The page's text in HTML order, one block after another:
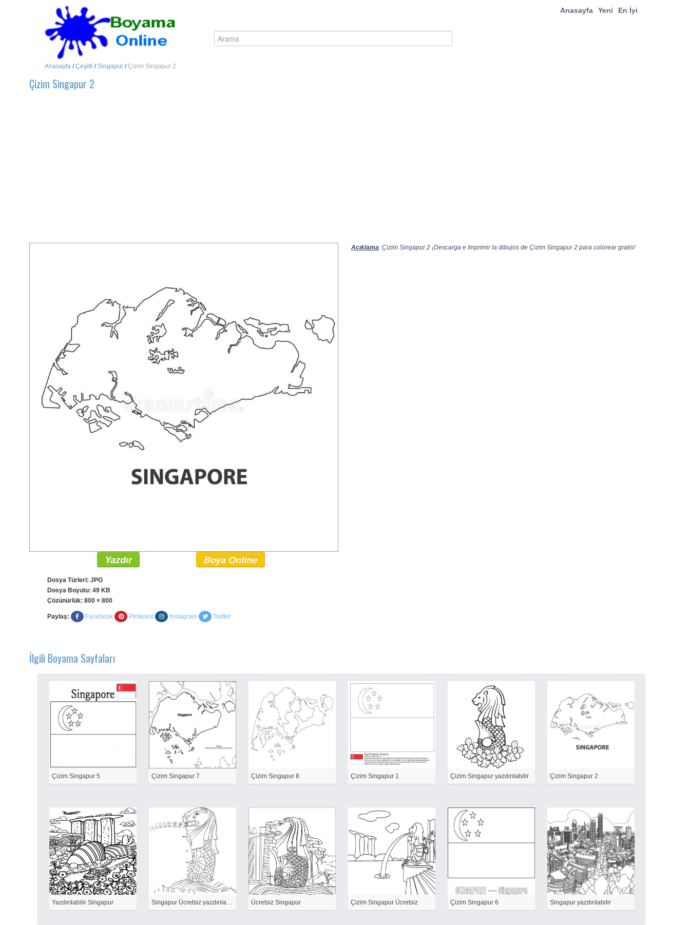
Anasayfa Yeni En İyi
Anasayfa /Çeşitli /Singapur /Çizim Singapur 2
Çizim Singapur 2
Açıklama :Çizim Singapur 2 ¡Descarga e Imprimir la dibujos de Çizim Singapur 2 para colorear gratis!
Yazdır Boya Online
Dosya Türleri: JPG
Dosya Boyutu: 49 KB
Çözünürlük: 800 × 800
Paylaş: Facebook Pinterest Instagram Twitter
İlgili Boyama Sayfaları
Çizim Singapur 5 Çizim Singapur 7 Çizim Singapur 8 Çizim Singapur 1 Çizim Singapur yazdırılabilir Çizim Singapur 2
Yazdırılabilir Singapur Singapur Ücretsiz yazdırılabilir Ücretsiz Singapur Çizim Singapur Ücretsiz Çizim Singapur 6 Singapur yazdırılabilir